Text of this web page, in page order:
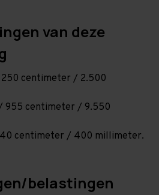
van deze
centimeter / 2.500
955 centimeter / 9.550
centimeter / 400 millimeter.
belastingen